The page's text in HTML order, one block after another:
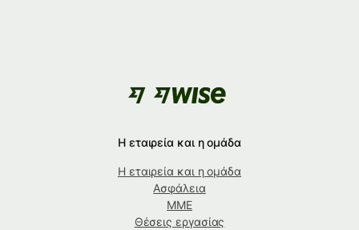
Η εταιρεία και η ομάδα
Η εταιρεία και η ομάδα
Ασφάλεια
ΜΜΕ
Θέσεις εργασίας